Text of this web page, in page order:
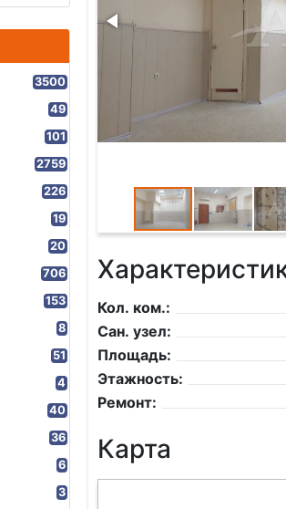
3500
49
101
2759
226
19
20
706
153
8
51
4
40
36
6
3
Кол. ком.:
Сан. узел:
Площадь:
Этажность:
Ремонт:
Карта